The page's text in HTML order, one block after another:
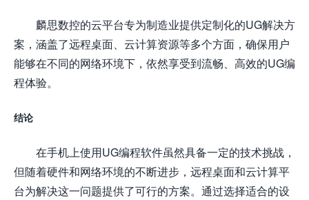
麟思数控的云平台专为制造业提供定制化的UG解决方
案，涵盖了远程桌面、云计算资源等多个方面，确保用户
能够在不同的网络环境下，依然享受到流畅、高效的UG编
程体验。
结论
在手机上使用UG编程软件虽然具备一定的技术挑战，
但随着硬件和网络环境的不断进步，远程桌面和云计算平
台为解决这一问题提供了可行的方案。通过选择适合的设